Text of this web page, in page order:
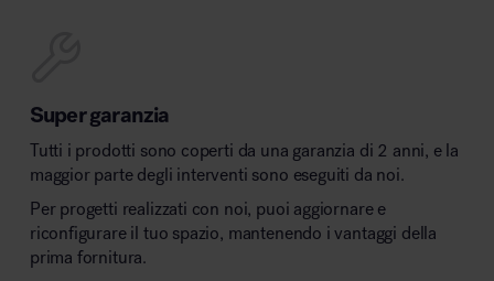
Super garanzia
Tutti i prodotti sono coperti da una garanzia di 2 anni, e la
maggior parte degli interventi sono eseguiti da noi.
Per progetti realizzati con noi, puoi aggiornare e
riconfigurare il tuo spazio, mantenendo i vantaggi della
prima fornitura.